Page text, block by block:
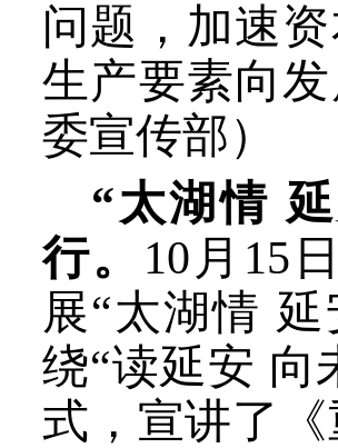
问题，加速
生产要素向
委宣传部）
“太湖情
行。 10月15
展“太湖情
绕“读延安 向
式，宣讲了